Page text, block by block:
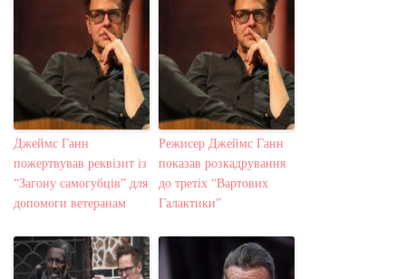
Джеймс Ганн
пожертвував реквізит із
“Загону самогубців” для
допомоги ветеранам
Режисер Джеймс Ганн
показав розкадрування
до третіх “Вартових
Галактики”